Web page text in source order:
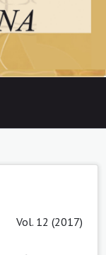
Vol. 12 (2017)